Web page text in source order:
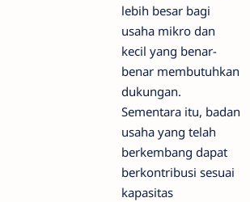
lebih besar bagi
usaha mikro dan
kecil yang benar-
benar membutuhkan
dukungan.
Sementara itu, badan
usaha yang telah
berkembang dapat
berkontribusi sesuai
kapasitas